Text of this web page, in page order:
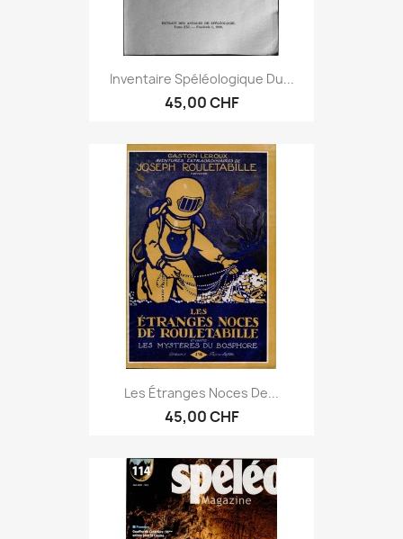
Inventaire Spéléologique Du...
45,00 CHF
Les Étranges Noces De...
45,00 CHF